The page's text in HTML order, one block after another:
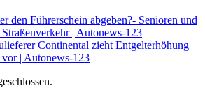
den Führerschein abgeben?- Senioren und
| Autonews-123
Continental zieht Entgelterhöhung
| Autonews-123